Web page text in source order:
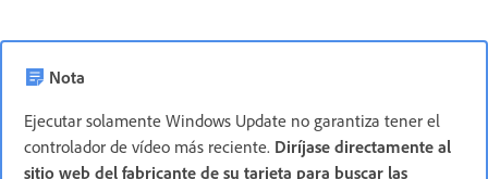
Nota
Ejecutar solamente Windows Update no garantiza tener el
controlador de vídeo más reciente. Diríjase directamente al
sitio web del fabricante de su tarjeta para buscar las